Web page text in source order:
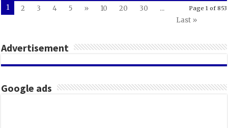
Page 1 of 853
1 2 3 4 5 » 10 20 30
...
Last »
Advertisement
Google ads